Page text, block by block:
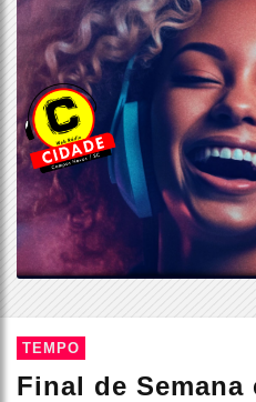
TEMPO
Final de Semana